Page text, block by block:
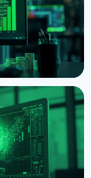
в DeFi до